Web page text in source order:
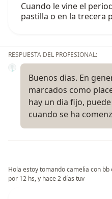
Cuando le vine el
pastilla o en la trecera
RESPUESTA DEL PROFESIONAL:
Buenos dias. En
marcados como
hay un dia fijo,
cuando se ha
Hola estoy tomando camelia con
por 12 hs, y hace 2 días tuv